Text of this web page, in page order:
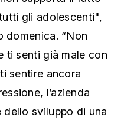
gli adolescenti",
domenica. “Non
ti senti già male con
sentire ancora
l’azienda
dello sviluppo di una